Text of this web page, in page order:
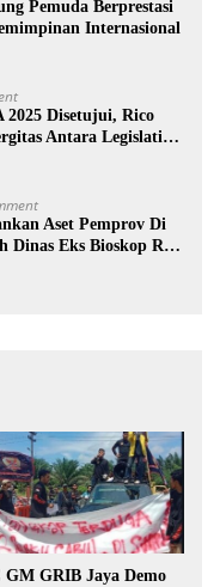
Pemuda Berprestasi
Internasional
2025 Disetujui, Rico
Antara Legislatif
Aset Pemprov Di
Dinas Eks Bioskop Ria
GM GRIB Jaya Demo